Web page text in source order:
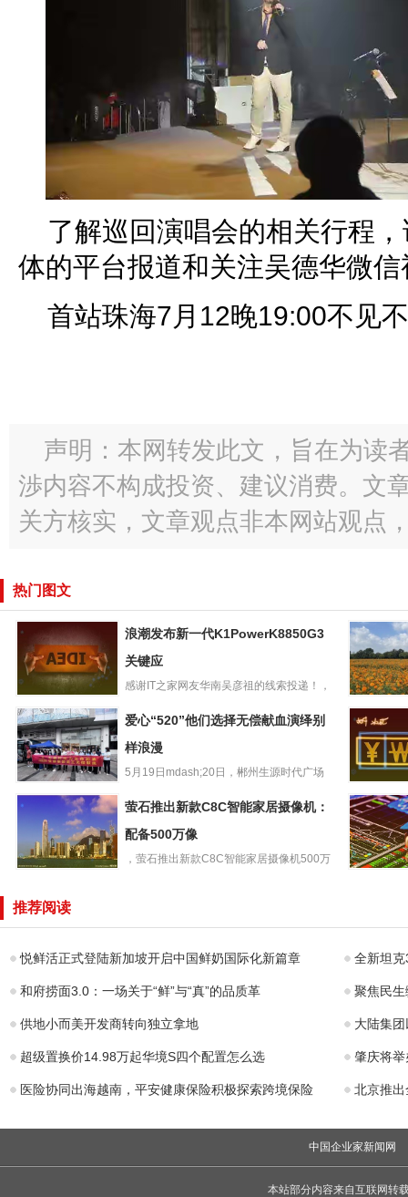
了解巡回演唱会的相关行程
体的平台报道和关注吴德华微
首站珠海7月12晚19:00不见
声明：本网转发此文，旨在为读
渉内容不构成投资、建议消费。文
关方核实，文章观点非本网站观点
热门图文
浪潮发布新一代
K1PowerK8850G
3关键应
浪潮发布新一代K1PowerK8850G3
关键应
感谢IT之家网友华南吴彦祖的线索投递！，
共建绿美
企青年赴
地开展志
爱心“520”他们选
择无偿献血演绎
别样浪漫
爱心“520”他们选择无偿献血演绎别
样浪漫
5月19日mdash;20日，郴州生源时代广场
o手机官
内置
C8C智能家居摄
萤石推出新款C8C智能家居摄像机：
配备500万像
，萤石推出新款C8C智能家居摄像机500万
推荐阅读
悦鲜活正式登陆新加坡开启中国鲜奶国际化新篇章 全新坦
和府捞面3.0：一场关于“鲜”与“真”的品质革 聚焦民
供地小而美开发商转向独立拿地 大陆集
超级置换价14.98万起华境S四个配置怎么选 肇庆将
医险协同出海越南，平安健康保险积极探索跨境保险 北京推
中国企业家新闻网
本站部分内容来自互联网转